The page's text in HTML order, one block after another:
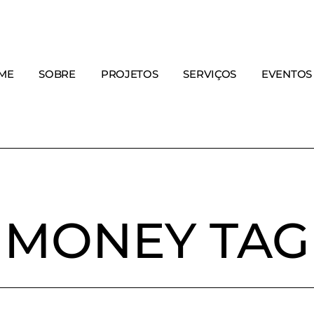
SOBRE PROJETOS SERVIÇOS EVENTOS
MONEY TAG